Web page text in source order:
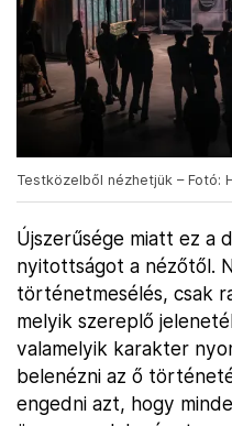
Testközelből nézhetjük – Fotó:
Újszerűsége miatt ez a
nyitottságot a nézőtől.
történetmesélés, csak
melyik szereplő
valamelyik karakter
belenézni az ő
engedni azt, hogy